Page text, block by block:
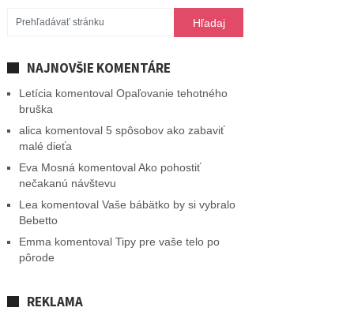
NAJNOVŠIE KOMENTÁRE
Letícia komentoval Opaľovanie tehotného
bruška
alica komentoval 5 spôsobov ako zabaviť
malé dieťa
Eva Mosná komentovalAko pohostiť
nečakanú návštevu
Lea komentoval Vaše bábätko by si vybralo
Bebetto
Emma komentoval Tipy pre vaše telo po
pôrode
REKLAMA